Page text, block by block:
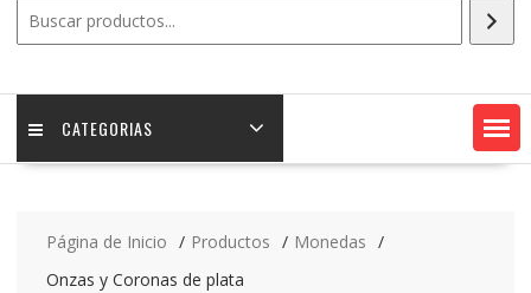
CATEGORIAS
Página de Inicio Productos
Monedas
Onzas y Coronas de plata